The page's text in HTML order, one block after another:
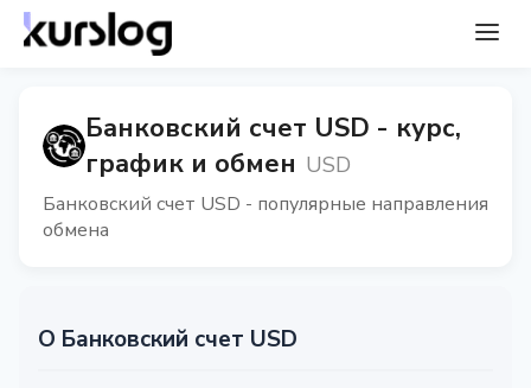
Банковский счет USD - курс,
график и обмен USD
Банковский счет USD - популярные направления
обмена
О Банковский счет USD